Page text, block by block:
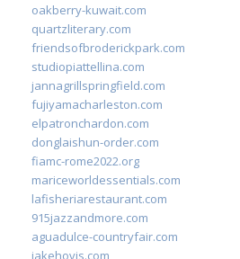
oakberry-kuwait.com
quartzliterary.com
friendsofbroderickpark.com
studiopiattellina.com
jannagrillspringfield.com
fujiyamacharleston.com
elpatronchardon.com
donglaishun-order.com
fiamc-rome2022.org
mariceworldessentials.com
lafisheriarestaurant.com
915jazzandmore.com
aguadulce-countryfair.com
jakehovis.com